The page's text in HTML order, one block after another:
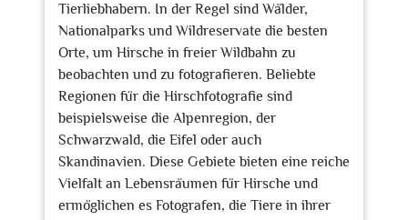
Tierliebhabern. In der Regel sind Wälder,
Nationalparks und Wildreservate die besten
Orte, um Hirsche in freier Wildbahn zu
beobachten und zu fotografieren. Beliebte
Regionen für die Hirschfotografie sind
beispielsweise die Alpenregion, der
Schwarzwald, die Eifel oder auch
Skandinavien. Diese Gebiete bieten eine reiche
Vielfalt an Lebensräumen für Hirsche und
ermöglichen es Fotografen, die Tiere in ihrer